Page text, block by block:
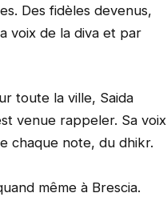
Des fidèles devenus,
voix de la diva et par
toute la ville, Saida
venue rappeler. Sa voix
chaque note, du dhikr.
même à Brescia.